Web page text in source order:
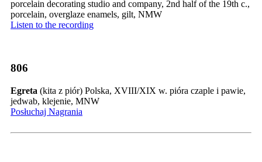
porcelain decorating studio and company, 2nd half of the 19th c.,
porcelain, overglaze enamels, gilt, NMW
Listen to the recording
806
Egreta (kita z piór) Polska, XVIII/XIX w. pióra czaple i pawie,
jedwab, klejenie, MNW
Posłuchaj Nagrania